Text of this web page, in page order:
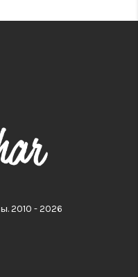
2010 - 2026